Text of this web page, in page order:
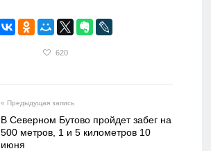
620
« Предыдущая запись
В Северном Бутово пройдет забег на
500 метров, 1 и 5 километров 10
июня